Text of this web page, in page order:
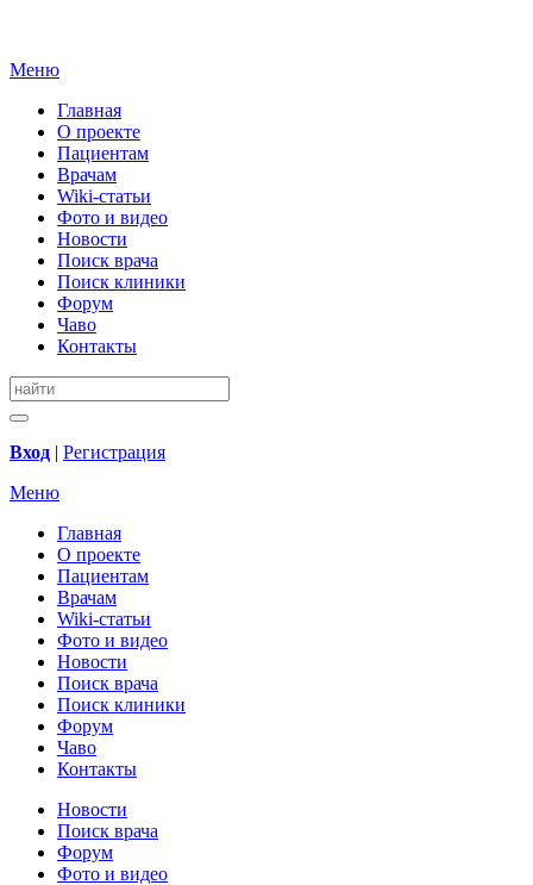
Меню
Главная
О проекте
Пациентам
Врачам
Wiki-статьи
Фото и видео
Новости
Поиск врача
Поиск клиники
Форум
Чаво
Контакты
Вход | Регистрация
Меню
Главная
О проекте
Пациентам
Врачам
Wiki-статьи
Фото и видео
Новости
Поиск врача
Поиск клиники
Форум
Чаво
Контакты
Новости
Поиск врача
Форум
Фото и видео